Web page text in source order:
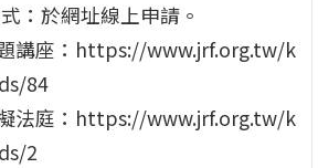
：於網址線上申請。
講座：https://www.jrf.org.tw/k
84
法庭：https://www.jrf.org.tw/k
2